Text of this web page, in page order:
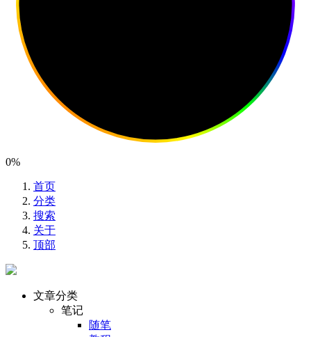
0%
首页
分类
搜索
关于
顶部
文章分类
笔记
随笔